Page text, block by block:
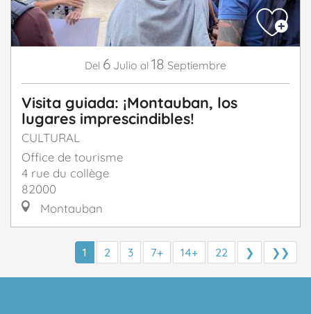
Del 6 Julio al 18 Septiembre
Visita guiada: ¡Montauban, los
lugares imprescindibles!
CULTURAL
Office de tourisme
4 rue du collège
82000
Montauban
1 2 3 7+ 14+ 22 ❯ ❯❯